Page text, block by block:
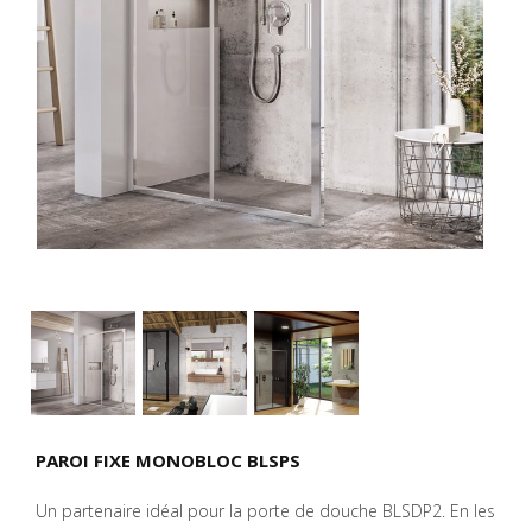
PAROI FIXE MONOBLOC BLSPS
Un partenaire idéal pour la porte de douche BLSDP2. En les